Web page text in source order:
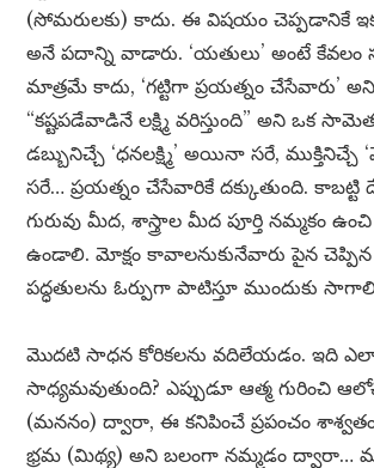
(సోమరులకు) కాదు. ఈ విషయం చెప్పడానికే
అనే పదాన్ని వాడారు. ‘యతులు’ అంటే కేవలం
మాత్రమే కాదు, ‘గట్టిగా ప్రయత్నం చేసేవారు’ అని
“కష్టపడేవాడినే లక్ష్మి వరిస్తుంది” అని ఒక
డబ్బునిచ్చే ‘ధనలక్ష్మి’ అయినా సరే, ముక్తినిచ్చే
సరే… ప్రయత్నం చేసేవారికే దక్కుతుంది. కాబట్టి
గురువు మీద, శాస్త్రాల మీద పూర్తి నమ్మకం
ఉండాలి. మోక్షం కావాలనుకునేవారు పైన
పద్ధతులను ఓర్పుగా పాటిస్తూ ముందుకు
మొదటి సాధన కోరికలను వదిలేయడం. ఇది
సాధ్యమవుతుంది? ఎప్పుడూ ఆత్మ గురించి
(మననం) ద్వారా, ఈ కనిపించే ప్రపంచం
భ్రమ (మిథ్య) అని బలంగా నమ్మడం ద్వారా…